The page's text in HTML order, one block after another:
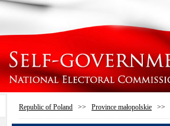
Republic of Poland >> Province małopolskie >>